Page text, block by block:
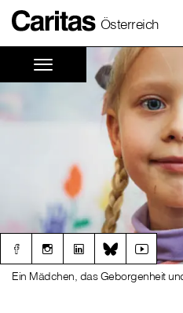
Österreich
Ein Mädchen, das Geborgenheit